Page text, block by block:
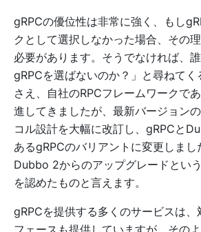
gRPCの優位性は非常に強く、もし
クとして選択しなかった場合、その
必要があります。そうでなければ、
gRPCを選ばないのか？」と尋ねて
さえ、自社のRPCフレームワークで
進してきましたが、最新バージョン
コル設計を大幅に改訂し、gRPCと
あるgRPCのバリアントに変更しま
Dubbo 2からのアップグレードとい
を認めたものと言えます。
gRPCを提供する多くのサービスは
フェースも提供していますが、その